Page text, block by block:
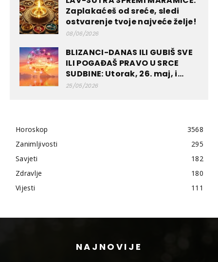
Zaplakaćeš od sreće, sledi
ostvarenje tvoje najveće želje!
08/06/2026
BLIZANCI-DANAS ILI GUBIŠ SVE
ILI POGAĐAŠ PRAVO U SRCE
SUDBINE: Utorak, 26. maj, i...
25/05/2026
Horoskop
3568
Zanimljivosti
295
Savjeti
182
Zdravlje
180
Vijesti
111
NAJNOVIJE